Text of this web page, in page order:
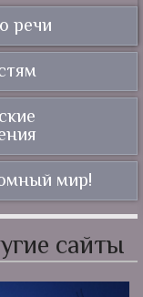
речи
мир!
сайты